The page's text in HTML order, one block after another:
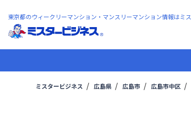
東京都のウィークリーマンション・マンスリーマンション情報はミ
ミスタービジネス 広島県 広島市 広島市中区